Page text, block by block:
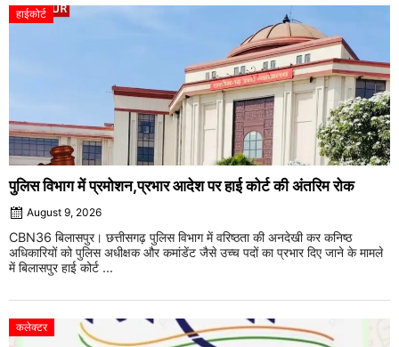
हाईकोर्ट
पुलिस विभाग में प्रमोशन,प्रभार आदेश पर हाई कोर्ट की अंतरिम रोक
August 9, 2026
CBN36 बिलासपुर। छत्तीसगढ़ पुलिस विभाग में वरिष्ठता की अनदेखी कर कनिष्ठ
अधिकारियों को पुलिस अधीक्षक और कमांडेंट जैसे उच्च पदों का प्रभार दिए जाने के मामले
में बिलासपुर हाई कोर्ट ...
कलेक्टर